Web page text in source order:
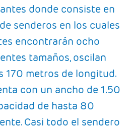
donde consiste en
senderos en los cuales
encontrarán ocho
tamaños, oscilan
170 metros de longitud.
con un ancho de 1.50
de hasta 80
Casi todo el sendero